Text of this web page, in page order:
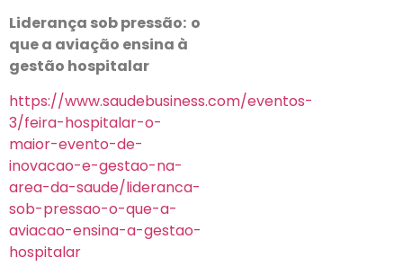
Liderança sob pressão: o
que a aviação ensina à
gestão hospitalar
https://www.saudebusiness.com/eventos-
3/feira-hospitalar-o-
maior-evento-de-
inovacao-e-gestao-na-
area-da-saude/lideranca-
sob-pressao-o-que-a-
aviacao-ensina-a-gestao-
hospitalar